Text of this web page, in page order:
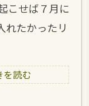
こせば７月に
れたかったリ
を読む